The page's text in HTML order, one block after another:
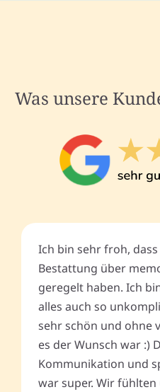
Was unsere
Ich bin sehr froh,
Bestattung über
geregelt haben. Ich
alles auch so
sehr schön und ohne
es der Wunsch war :)
Kommunikation und
war super. Wir